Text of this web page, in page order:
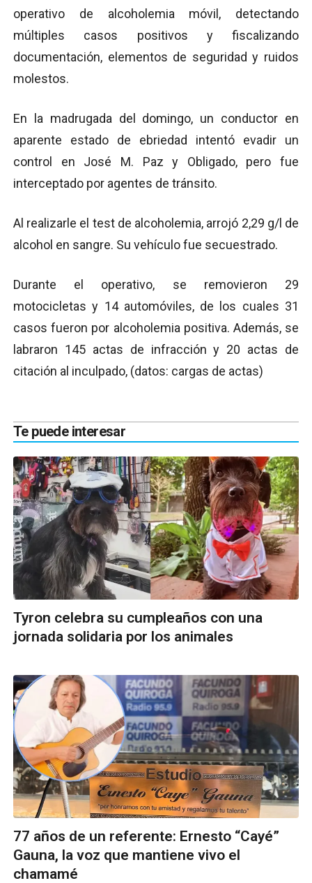
operativo de alcoholemia móvil, detectando
múltiples casos positivos y fiscalizando
documentación, elementos de seguridad y ruidos
molestos.
En la madrugada del domingo, un conductor en
aparente estado de ebriedad intentó evadir un
control en José M. Paz y Obligado, pero fue
interceptado por agentes de tránsito.
Al realizarle el test de alcoholemia, arrojó 2,29 g/l de
alcohol en sangre. Su vehículo fue secuestrado.
Durante el operativo, se removieron 29
motocicletas y 14 automóviles, de los cuales 31
casos fueron por alcoholemia positiva. Además, se
labraron 145 actas de infracción y 20 actas de
citación al inculpado, (datos: cargas de actas)
Te puede interesar
Tyron celebra su cumpleaños con una
jornada solidaria por los animales
77 años de un referente: Ernesto “Cayé”
Gauna, la voz que mantiene vivo el
chamamé